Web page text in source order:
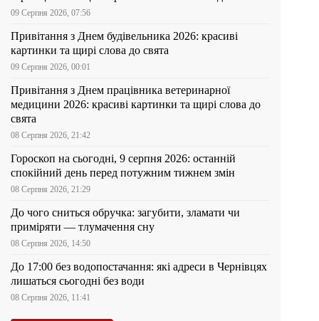
09 Серпня 2026, 07:56
Привітання з Днем будівельника 2026: красиві
картинки та щирі слова до свята
09 Серпня 2026, 00:01
Привітання з Днем працівника ветеринарної
медицини 2026: красиві картинки та щирі слова до
свята
08 Серпня 2026, 21:42
Гороскоп на сьогодні, 9 серпня 2026: останній
спокійний день перед потужним тижнем змін
08 Серпня 2026, 21:29
До чого сниться обручка: загубити, зламати чи
приміряти — тлумачення сну
08 Серпня 2026, 14:50
До 17:00 без водопостачання: які адреси в Чернівцях
лишаться сьогодні без води
08 Серпня 2026, 11:41